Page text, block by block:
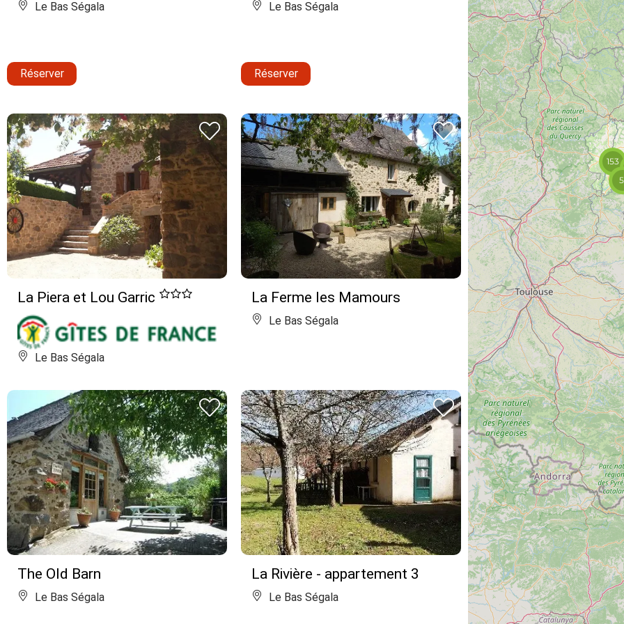
Le Bas Ségala
Réserver
Le Bas Ségala
Réserver
La Piera et Lou Garric
Le Bas Ségala
La Ferme les Mamours
Le Bas Ségala
The Old Barn
Le Bas Ségala
La Rivière - appartement 3
Le Bas Ségala
153